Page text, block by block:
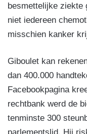
besmettelijke ziekte
niet iedereen
misschien kanker
Giboulet kan
dan 400.000
Facebookpagina
rechtbank werd de
tenminste 300